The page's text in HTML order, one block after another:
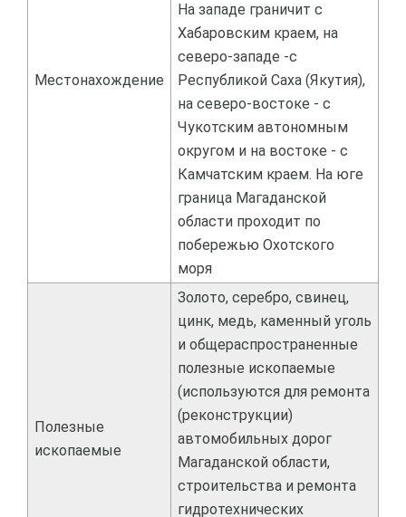
Местонахождение
На западе граничит с
Хабаровским краем, на
северо-западе -с
Республикой Саха (Якутия),
на северо-востоке - с
Чукотским автономным
округом и на востоке - с
Камчатским краем. На юге
граница Магаданской
области проходит по
побережью Охотского
моря
Полезные
ископаемые
Золото, серебро, свинец,
цинк, медь, каменный уголь
и общераспространенные
полезные ископаемые
(используются для ремонта
(реконструкции)
автомобильных дорог
Магаданской области,
строительства и ремонта
гидротехнических